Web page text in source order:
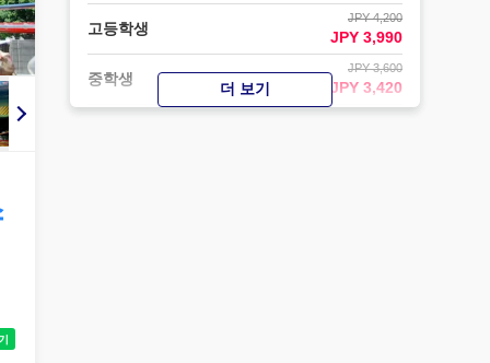
고등학생
JPY 4,200
JPY 3,990
중학생
JPY 3,600
JPY 3,420
더 보기